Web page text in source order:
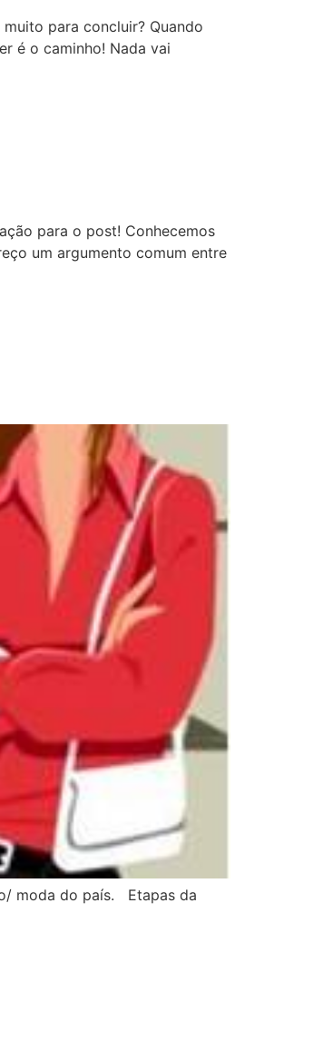
para concluir? Quando
é o caminho! Nada vai
para o post! Conhecemos
um argumento comum entre
moda do país. Etapas da